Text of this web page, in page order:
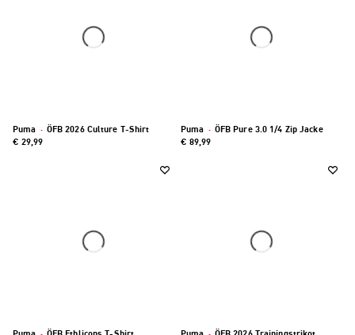
Puma · ÖFB 2026 Culture T-Shirt
€ 29,99
Puma · ÖFB Pure 3.0 1/4 Zip Jacke
€ 89,99